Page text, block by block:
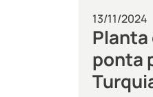
13/11/2024
ponta